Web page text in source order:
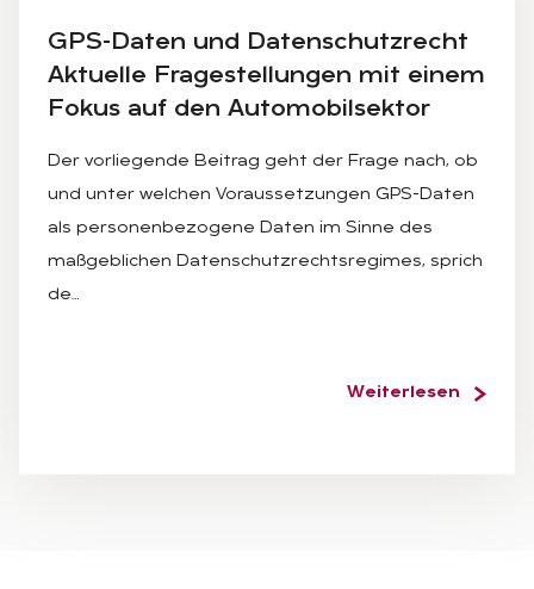
GPS-Da­ten und Da­ten­schutz­recht
Ak­tu­el­le Fra­ge­stel­lun­gen mit ei­nem
Fo­kus auf den Au­to­mo­bil­sek­tor
Der vorliegende Beitrag geht der Frage nach, ob
und unter welchen Voraussetzungen GPS-Daten
als personenbezogene Daten im Sinne des
maßgeblichen Datenschutzrechtsregimes, sprich
de…
Weiterlesen